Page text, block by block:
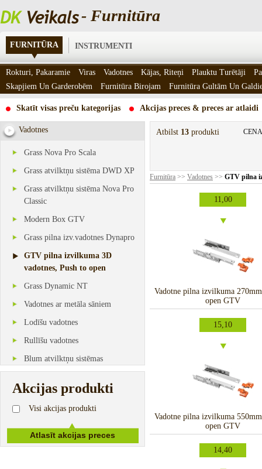
- Furnitūra
FURNITŪRA INSTRUMENTI
Skatīt visas preču kategorijas Akcijas preces & preces ar atlaidi
Vadotnes
Grass Nova Pro Scala
Grass atvilktņu sistēma DWD XP
Grass atvilktņu sistēma Nova Pro
Classic
Modern Box GTV
Grass pilna izv.vadotnes Dynapro
GTV pilna izvilkuma 3D
vadotnes, Push to open
Grass Dynamic NT
Vadotnes ar metāla sāniem
Lodīšu vadotnes
Rullīšu vadotnes
Blum atvilktņu sistēmas
Akcijas produkti
Visi akcijas produkti
Atbilst 13 produkti
Furnitūra >> Vadotnes >> GTV pilna
11,00
Vadotne pilna izvilkuma
open GTV
15,10
Vadotne pilna izvilkuma
open GTV
14,40
Rokturi, Pakaramie Viras Vadotnes Kājas, Riteņi Plauktu Turētāji
Skapjiem Un Garderobēm
Furnitūra Birojam Furnitūra Gultām Un